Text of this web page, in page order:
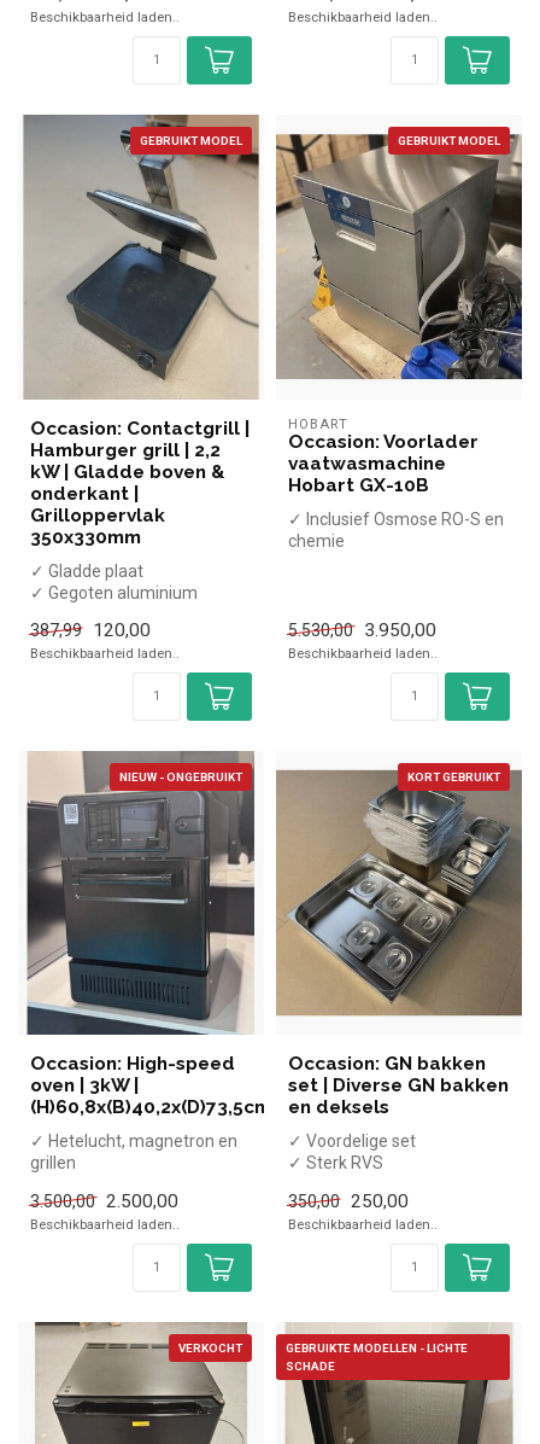
Beschikbaarheid laden.. Beschikbaarheid laden..
GEBRUIKT MODEL
Occasion: Contactgrill |
Hamburger grill | 2,2
kW | Gladde boven &
onderkant |
Grilloppervlak
350x330mm
✓ Gladde plaat
✓ Gegoten aluminium
✓ 2,2 kW
387,99 120,00
Beschikbaarheid laden..
GEBRUIKT MODEL
HOBART
Occasion: Voorlader
vaatwasmachine
Hobart GX-10B
✓ Inclusief Osmose RO-S en
chemie
5.530,00
3.950,00
Beschikbaarheid laden..
NIEUW - ONGEBRUIKT
Occasion: High-speed
oven | 3kW |
(H)60,8x(B)40,2x(D)73,5cm
✓ Hetelucht, magnetron en
grillen
✓ 3 kW
✓ 230 Volt
3.500,00 2.500,00
Beschikbaarheid laden..
KORT GEBRUIKT
Occasion: GN bakken
set | Diverse GN bakken
en deksels
✓ Voordelige set
✓ Sterk RVS
deksels
350,00 250,00
Beschikbaarheid laden..
VERKOCHT
GEBRUIKTE MODELLEN - LICHTE
SCHADE